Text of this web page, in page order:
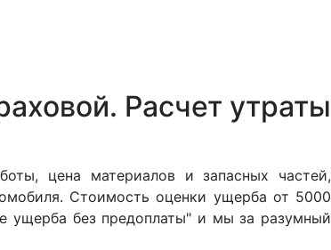
Расчет утраты
цена материалов и запасных частей,
Стоимость оценки ущерба от 5000
ущерба без предоплаты" и мы за разумный